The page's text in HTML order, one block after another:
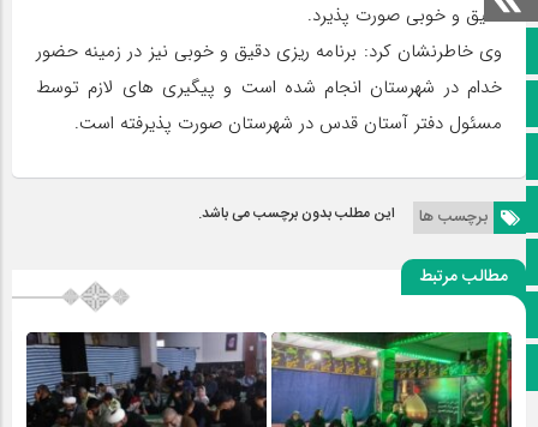
صفحه نخست
کانال سروش
آپارات
اینستاگرام
پخش زنده
اپلیکیشن بیرق
دقیق و خوبی صورت پذیرد.
وی خاطرنشان کرد: برنامه ریزی دقیق و خوبی نیز در زمینه حضور
خدام در شهرستان انجام شده است و پیگیری های لازم توسط
مسئول دفتر آستان قدس در شهرستان صورت پذیرفته است.
برچسب ها این مطلب بدون برچسب می باشد.
مطالب مرتبط